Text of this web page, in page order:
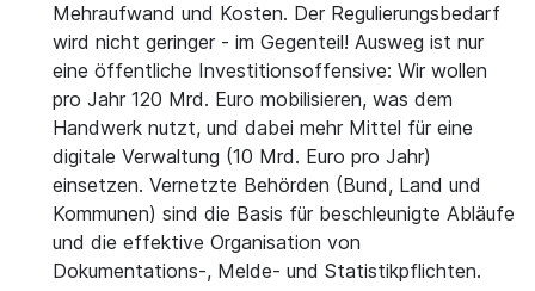
Mehraufwand und Kosten. Der Regulierungsbedarf
wird nicht geringer - im Gegenteil! Ausweg ist nur
eine öffentliche Investitionsoffensive: Wir wollen
pro Jahr 120 Mrd. Euro mobilisieren, was dem
Handwerk nutzt, und dabei mehr Mittel für eine
digitale Verwaltung (10 Mrd. Euro pro Jahr)
einsetzen. Vernetzte Behörden (Bund, Land und
Kommunen) sind die Basis für beschleunigte Abläufe
und die effektive Organisation von
Dokumentations-, Melde- und Statistikpflichten.